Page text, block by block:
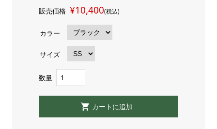
販売価格 ¥10,400(税込)
カラー
サイズ
数量